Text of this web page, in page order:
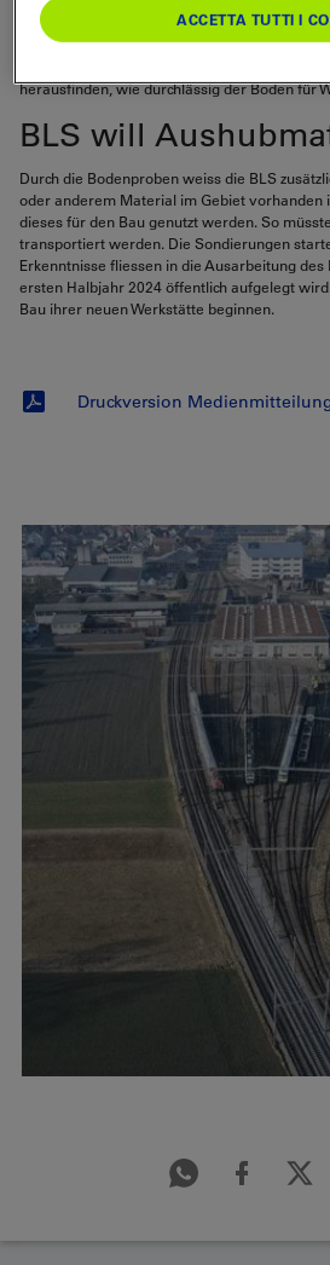
was es beim Bau zu beachten gibt. Proben
zeigen, wie die verschiedenen Schichten des
herausfinden, wie durchlässig der Boden für
BLS will
Durch die Bodenproben weiss die BLS
oder anderem Material im Gebiet vorhanden
dieses für den Bau genutzt werden. So
transportiert werden. Die Sondierungen
Erkenntnisse fliessen in die Ausarbeitung
ersten Halbjahr 2024 öffentlich aufgelegt
Bau ihrer neuen Werkstätte beginnen.
Druckversion
ACCETTA TUTTI I